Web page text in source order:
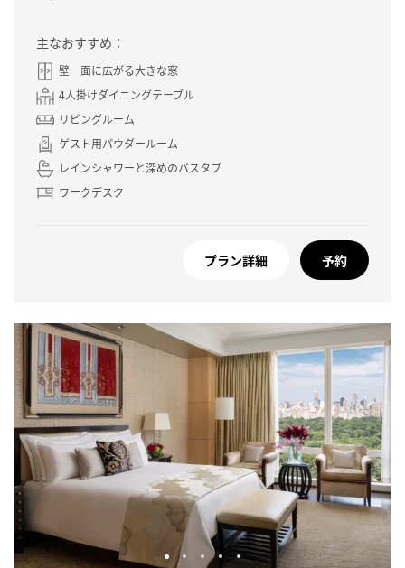
主なおすすめ：
壁一面に広がる大きな窓
4人掛けダイニングテーブル
リビングルーム
ゲスト用パウダールーム
レインシャワーと深めのバスタブ
ワークデスク
プラン詳細 予約